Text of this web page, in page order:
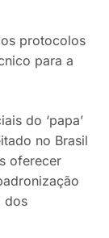
protocolos
para a
do ‘papa’
no Brasil
oferecer
dos